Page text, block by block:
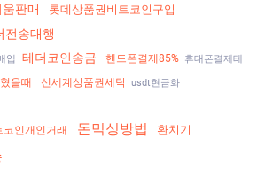
판매 롯데상품권비트코인구입
전송대행
입 테더코인송금 핸드폰결제85% 휴대폰결제테
을때 신세계상품권세탁 usdt현금화
코인개인거래 돈믹싱방법 환치기